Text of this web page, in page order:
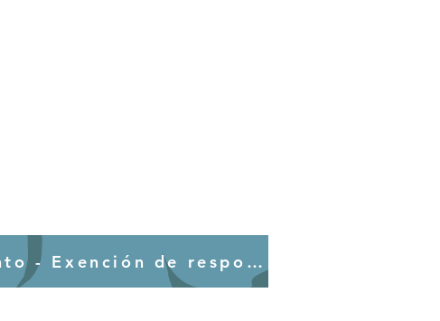
Participación en el evento - Exención de responsabilidad